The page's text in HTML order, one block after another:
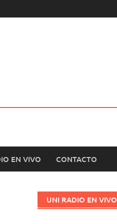
EN VIVO CONTACTO
UNI RADIO EN VIVO